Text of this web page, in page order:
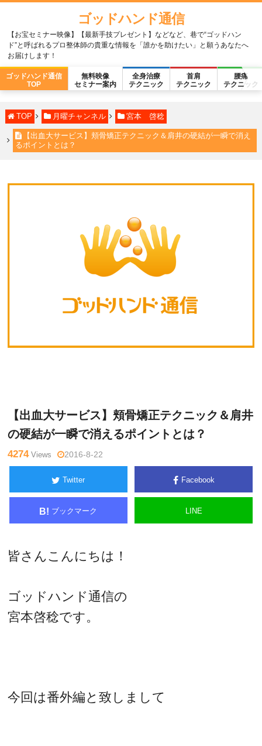
ゴッドハンド通信
【お宝セミナー映像】【最新手技プレゼント】などなど、巷で“ゴッドハン
ド”と呼ばれるプロ整体師の貴重な情報を「誰かを助けたい」と願うあなたへ
お届けします！
ゴッドハンド通信
TOP
無料映像
セミナー案内
全身治療
テクニック
首肩
テクニック
腰痛
テクニック
TOP 月曜チャンネル 宮本 啓稔
【出血大サービス】頬骨矯正テクニック＆肩井の硬結が一瞬で消え
るポイントとは？
【出血大サービス】頬骨矯正テクニック＆肩井
の硬結が一瞬で消えるポイントとは？
4274Views 2016-8-22
Twitter Facebook
B! ブックマーク LINE
皆さんこんにちは！
ゴッドハンド通信の
宮本啓稔です。
今回は番外編と致しまして